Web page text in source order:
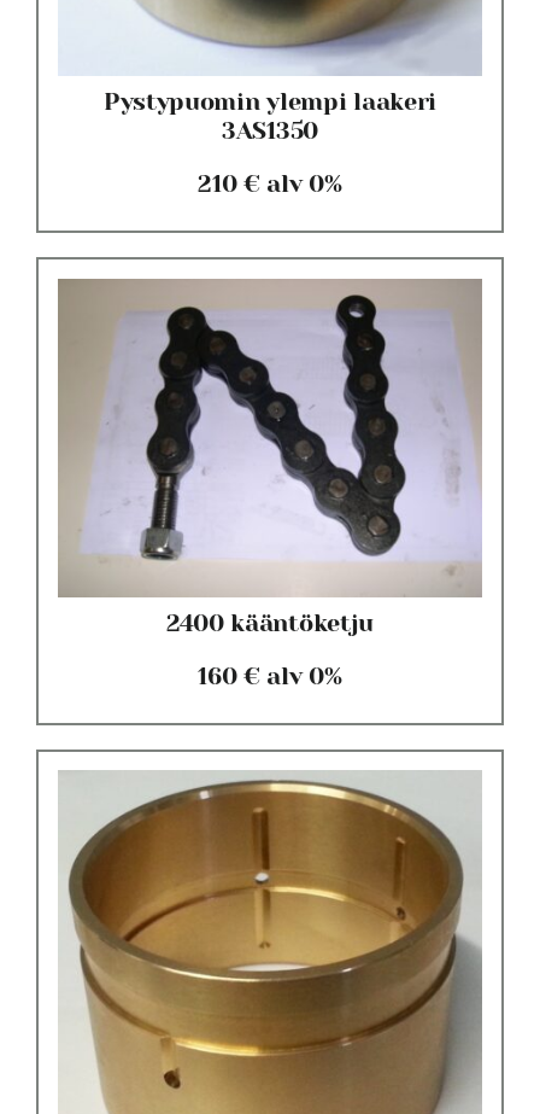
Pystypuomin ylempi laakeri
3AS1350
210 € alv 0%
2400 kääntöketju
160 € alv 0%